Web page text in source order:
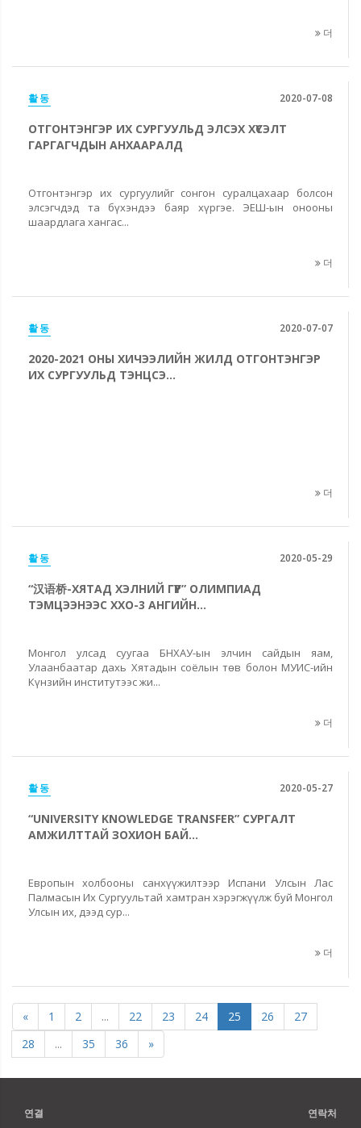
더
활동 2020-07-08
ОТГОНТЭНГЭР ИХ СУРГУУЛЬД ЭЛСЭХ ХҮСЭЛТ
ГАРГАГЧДЫН АНХААРАЛД
Отгонтэнгэр их сургуулийг сонгон суралцахаар болсон
элсэгчдэд та бүхэндээ баяр хүргэе. ЭЕШ-ын онооны
шаардлага хангас...
더
활동 2020-07-07
2020-2021 ОНЫ ХИЧЭЭЛИЙН ЖИЛД ОТГОНТЭНГЭР
ИХ СУРГУУЛЬД ТЭНЦСЭ...
더
활동 2020-05-29
“汉语桥-ХЯТАД ХЭЛНИЙ ГҮҮР” ОЛИМПИАД
ТЭМЦЭЭНЭЭС ХХО-3 АНГИЙН...
Монгол улсад суугаа БНХАУ-ын элчин сайдын яам,
Улаанбаатар дахь Хятадын соёлын төв болон МУИС-ийн
Күнзийн институтээс жи...
더
활동 2020-05-27
“UNIVERSITY KNOWLEDGE TRANSFER” СУРГАЛТ
АМЖИЛТТАЙ ЗОХИОН БАЙ...
Европын холбооны санхүүжилтээр Испани Улсын Лас
Палмасын Их Сургуультай хамтран хэрэгжүүлж буй Монгол
Улсын их, дээд сур...
더
« 1 2 ... 22 23 24 25 26
27
28
... 35 36 »
연결 연락처